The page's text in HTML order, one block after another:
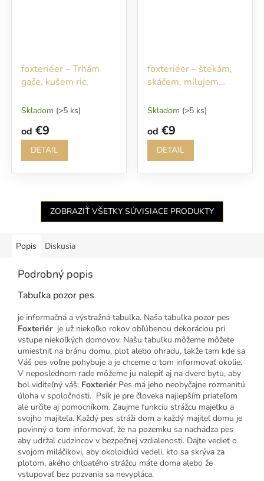
foxteriéer – Trhám
gače, kušem ric.
Skladom (>5 ks)
od €9
DETAIL
foxteriéer – štekám,
skáčem, milujem
nevstupujte!!!
Skladom (>5 ks)
od €9
DETAIL
ZOBRAZIŤ VŠETKY SÚVISIACE PRODUKTY
Popis Diskusia
Podrobný popis
Tabuľka pozor pes
je informačná a výstražná tabuľka. Naša tabuľka pozor pes
Foxteriér je už niekoľko rokov obľúbenou dekoráciou pri
vstupe niekoľkých domovov. Našu tabuľku môžeme môžete
umiestniť na bránu domu, plot alebo ohradu, takže tam kde sa
Váš pes voľne pohybuje a je chceme o tom informovať okolie.
V neposlednom rade môžeme ju nalepiť aj na dvere bytu, aby
bol viditeľný váš: Foxteriér Pes má jeho neobyčajne rozmanitú
úloha v spoločnosti. Psík je pre človeka najlepším priateľom
ale určite aj pomocníkom. Zaujme funkciu strážcu majetku a
svojho majiteľa. Každý pes stráži dom a každý majiteľ domu je
povinný o tom informovať, že na pozemku sa nachádza pes
aby udržal cudzincov v bezpečnej vzdialenosti. Dajte vedieť o
svojom miláčikovi, aby okoloidúci vedeli, kto sa skrýva za
plotom, akého chlpatého strážcu máte doma alebo že
vstupovať bez pozvania sa nevypláca.